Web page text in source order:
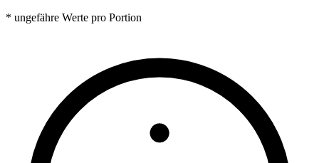
* ungefähre Werte pro Portion